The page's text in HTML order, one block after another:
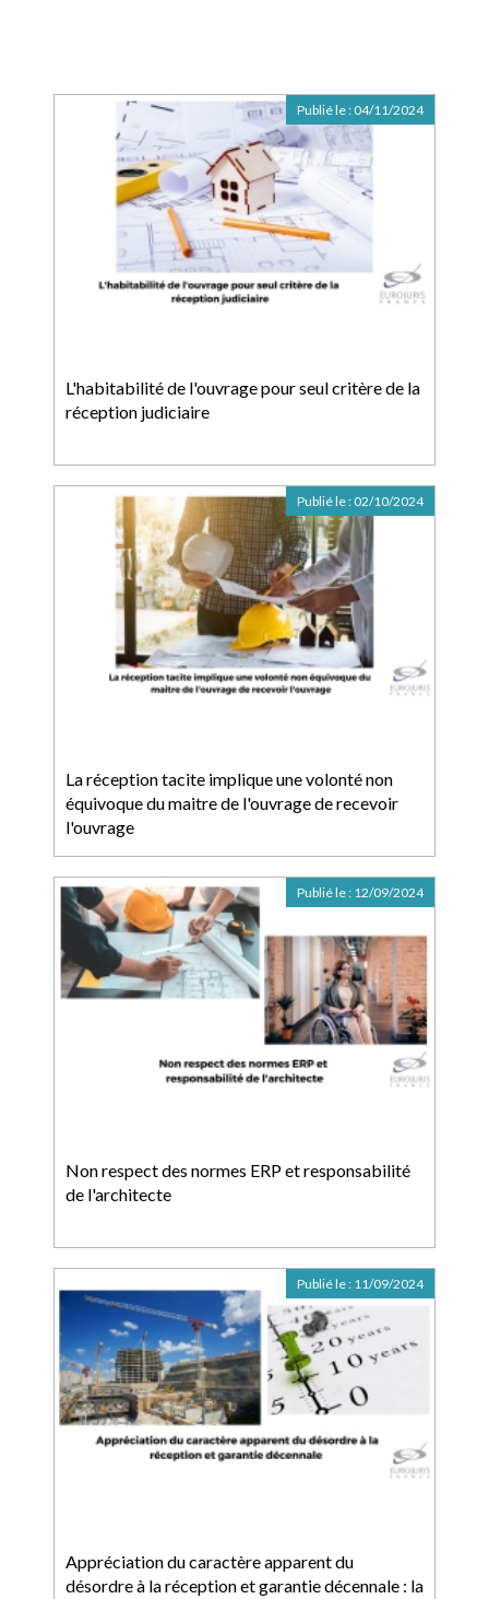
L'habitabilité de l'ouvrage pour seul critère de la
réception judiciaire
Publié le : 04/11/2024
La réception tacite implique une volonté non
équivoque du maitre de l'ouvrage de recevoir
l'ouvrage
Publié le : 02/10/2024
Non respect des normes ERP et responsabilité
de l'architecte
Publié le : 12/09/2024
Appréciation du caractère apparent du
désordre à la réception et garantie décennale : la
Publié le : 11/09/2024